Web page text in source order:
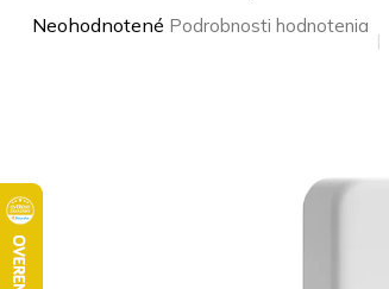
Priemerné
Neohodnotené Podrobnosti hodnotenia